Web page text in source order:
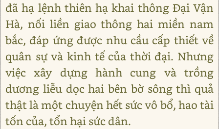
đã hạ lệnh thiên hạ khai thông Đại Vận
Hà, nối liền giao thông hai miền nam
bắc, đáp ứng được nhu cầu cấp thiết về
quân sự và kinh tế của thời đại. Nhưng
việc xây dựng hành cung và trồng
dương liễu dọc hai bên bờ sông thì quả
thật là một chuyện hết sức vô bổ, hao tài
tốn của, tổn hại sức dân.